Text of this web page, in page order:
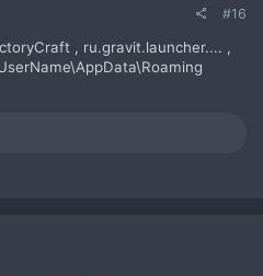
#16
, ru.gravit.launcher.... ,